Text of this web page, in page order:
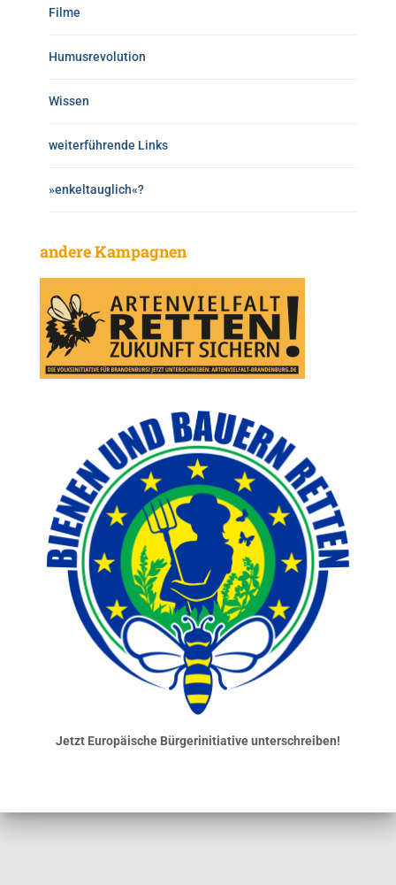
Filme
Humusrevolution
Wissen
weiterführende Links
»enkeltauglich«?
andere Kampagnen
Jetzt Europäische Bürgerinitiative unterschreiben!